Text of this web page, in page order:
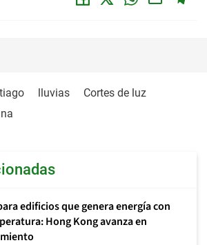
lluvias
Cortes de luz
edificios que genera energía con
Hong Kong avanza en